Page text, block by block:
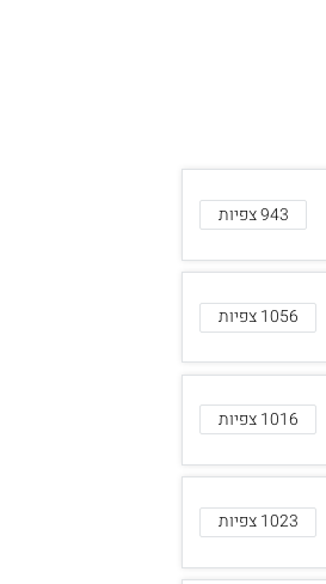
943 צפיות
1056 צפיות
1016 צפיות
1023 צפיות